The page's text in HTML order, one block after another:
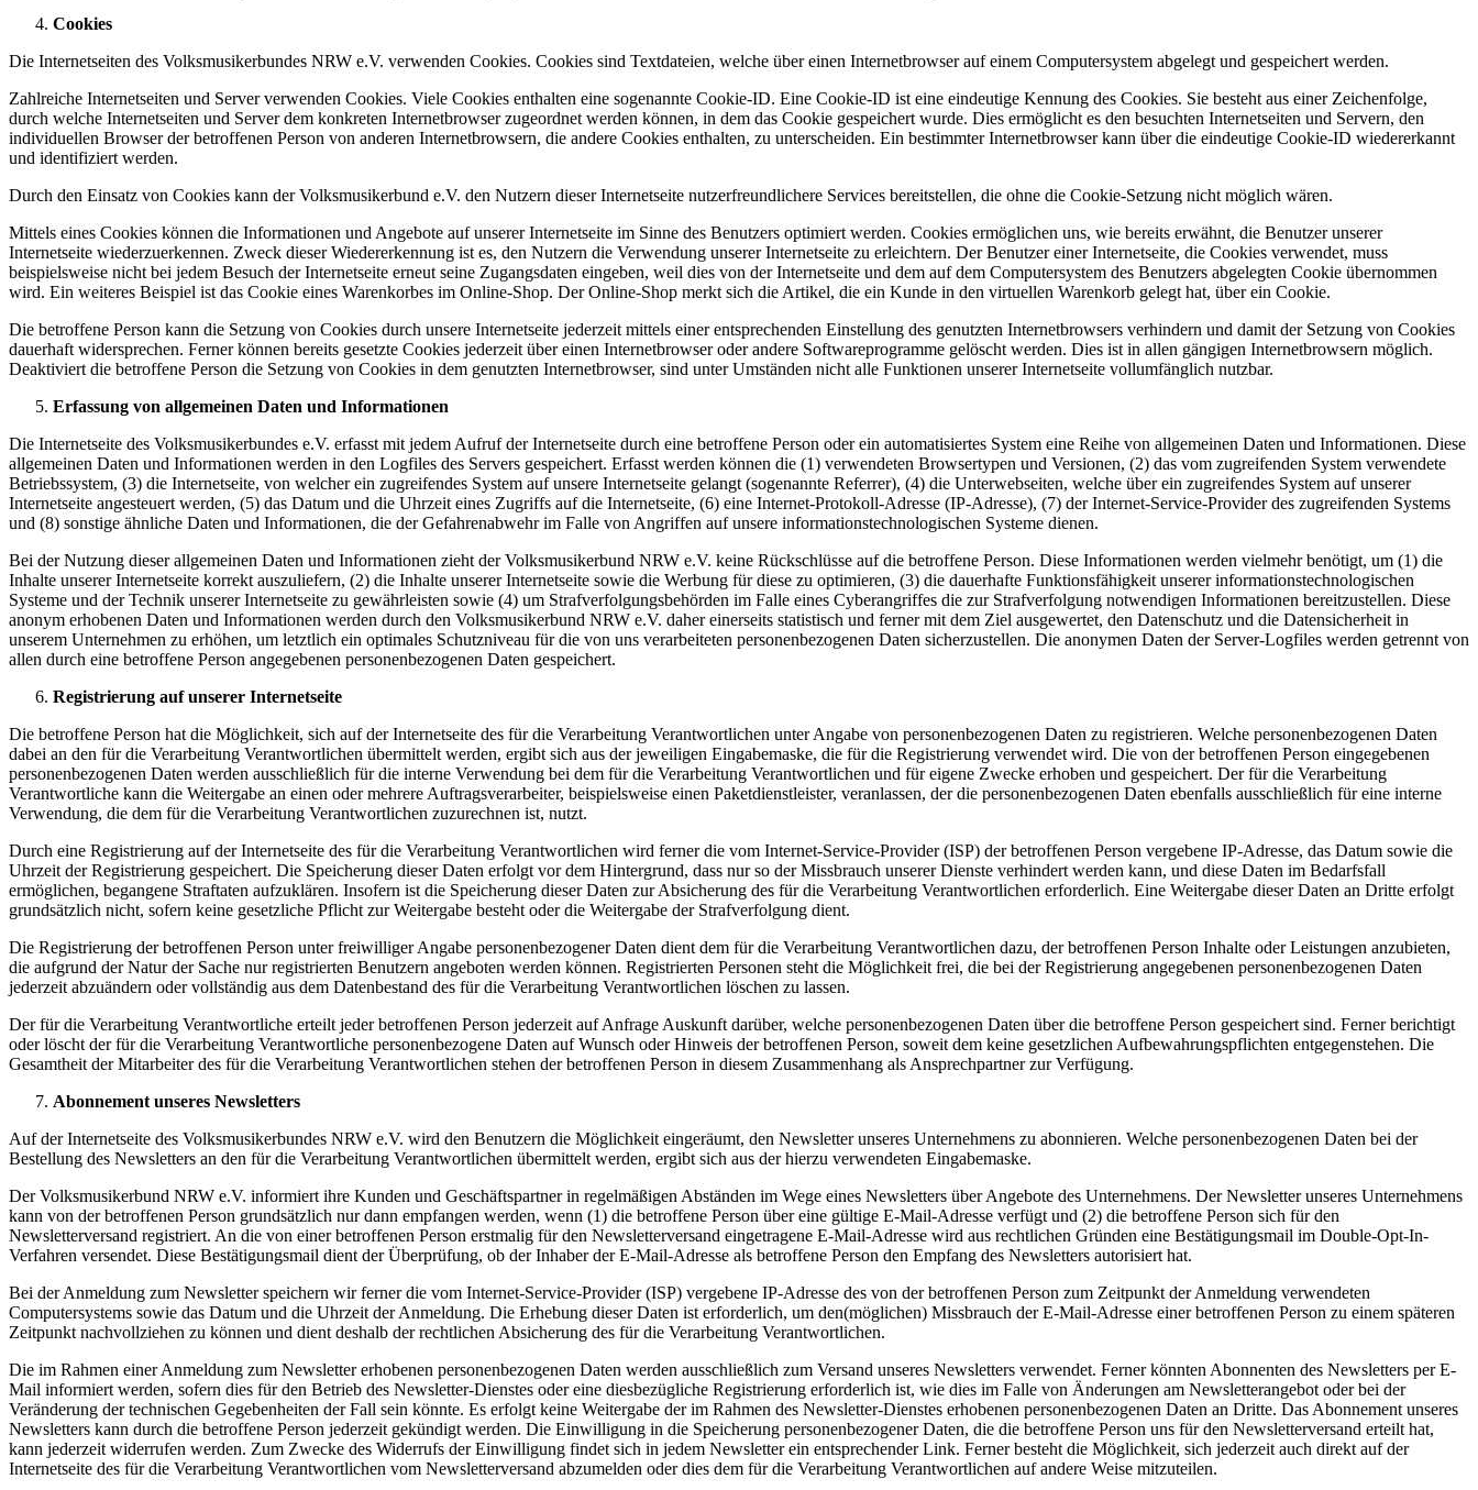
Cookies
Die Internetseiten des Volksmusikerbundes NRW e.V. verwenden Cookies. Cookies sind Textdateien, welche über einen Internetbrowser auf einem Computersystem abgelegt und gespeichert werden.
Zahlreiche Internetseiten und Server verwenden Cookies. Viele Cookies enthalten eine sogenannte Cookie-ID. Eine Cookie-ID ist eine eindeutige Kennung des Cookies. Sie besteht aus einer Zeichenfolge,
durch welche Internetseiten und Server dem konkreten Internetbrowser zugeordnet werden können, in dem das Cookie gespeichert wurde. Dies ermöglicht es den besuchten Internetseiten und Servern, den
individuellen Browser der betroffenen Person von anderen Internetbrowsern, die andere Cookies enthalten, zu unterscheiden. Ein bestimmter Internetbrowser kann über die eindeutige Cookie-ID wiedererkannt
und identifiziert werden.
Durch den Einsatz von Cookies kann der Volksmusikerbund e.V. den Nutzern dieser Internetseite nutzerfreundlichere Services bereitstellen, die ohne die Cookie-Setzung nicht möglich wären.
Mittels eines Cookies können die Informationen und Angebote auf unserer Internetseite im Sinne des Benutzers optimiert werden. Cookies ermöglichen uns, wie bereits erwähnt, die Benutzer unserer
Internetseite wiederzuerkennen. Zweck dieser Wiedererkennung ist es, den Nutzern die Verwendung unserer Internetseite zu erleichtern. Der Benutzer einer Internetseite, die Cookies verwendet, muss
beispielsweise nicht bei jedem Besuch der Internetseite erneut seine Zugangsdaten eingeben, weil dies von der Internetseite und dem auf dem Computersystem des Benutzers abgelegten Cookie übernommen
wird. Ein weiteres Beispiel ist das Cookie eines Warenkorbes im Online-Shop. Der Online-Shop merkt sich die Artikel, die ein Kunde in den virtuellen Warenkorb gelegt hat, über ein Cookie.
Die betroffene Person kann die Setzung von Cookies durch unsere Internetseite jederzeit mittels einer entsprechenden Einstellung des genutzten Internetbrowsers verhindern und damit der Setzung von Cookies
dauerhaft widersprechen. Ferner können bereits gesetzte Cookies jederzeit über einen Internetbrowser oder andere Softwareprogramme gelöscht werden. Dies ist in allen gängigen Internetbrowsern möglich.
Deaktiviert die betroffene Person die Setzung von Cookies in dem genutzten Internetbrowser, sind unter Umständen nicht alle Funktionen unserer Internetseite vollumfänglich nutzbar.
Erfassung von allgemeinen Daten und Informationen
Die Internetseite des Volksmusikerbundes e.V. erfasst mit jedem Aufruf der Internetseite durch eine betroffene Person oder ein automatisiertes System eine Reihe von allgemeinen Daten und Informationen. Diese
allgemeinen Daten und Informationen werden in den Logfiles des Servers gespeichert. Erfasst werden können die (1) verwendeten Browsertypen und Versionen, (2) das vom zugreifenden System verwendete
Betriebssystem, (3) die Internetseite, von welcher ein zugreifendes System auf unsere Internetseite gelangt (sogenannte Referrer), (4) die Unterwebseiten, welche über ein zugreifendes System auf unserer
Internetseite angesteuert werden, (5) das Datum und die Uhrzeit eines Zugriffs auf die Internetseite, (6) eine Internet-Protokoll-Adresse (IP-Adresse), (7) der Internet-Service-Provider des zugreifenden Systems
und (8) sonstige ähnliche Daten und Informationen, die der Gefahrenabwehr im Falle von Angriffen auf unsere informationstechnologischen Systeme dienen.
Bei der Nutzung dieser allgemeinen Daten und Informationen zieht der Volksmusikerbund NRW e.V. keine Rückschlüsse auf die betroffene Person. Diese Informationen werden vielmehr benötigt, um (1) die
Inhalte unserer Internetseite korrekt auszuliefern, (2) die Inhalte unserer Internetseite sowie die Werbung für diese zu optimieren, (3) die dauerhafte Funktionsfähigkeit unserer informationstechnologischen
Systeme und der Technik unserer Internetseite zu gewährleisten sowie (4) um Strafverfolgungsbehörden im Falle eines Cyberangriffes die zur Strafverfolgung notwendigen Informationen bereitzustellen. Diese
anonym erhobenen Daten und Informationen werden durch den Volksmusikerbund NRW e.V. daher einerseits statistisch und ferner mit dem Ziel ausgewertet, den Datenschutz und die Datensicherheit in
unserem Unternehmen zu erhöhen, um letztlich ein optimales Schutzniveau für die von uns verarbeiteten personenbezogenen Daten sicherzustellen. Die anonymen Daten der Server-Logfiles werden getrennt von
allen durch eine betroffene Person angegebenen personenbezogenen Daten gespeichert.
Registrierung auf unserer Internetseite
Die betroffene Person hat die Möglichkeit, sich auf der Internetseite des für die Verarbeitung Verantwortlichen unter Angabe von personenbezogenen Daten zu registrieren. Welche personenbezogenen Daten
dabei an den für die Verarbeitung Verantwortlichen übermittelt werden, ergibt sich aus der jeweiligen Eingabemaske, die für die Registrierung verwendet wird. Die von der betroffenen Person eingegebenen
personenbezogenen Daten werden ausschließlich für die interne Verwendung bei dem für die Verarbeitung Verantwortlichen und für eigene Zwecke erhoben und gespeichert. Der für die Verarbeitung
Verantwortliche kann die Weitergabe an einen oder mehrere Auftragsverarbeiter, beispielsweise einen Paketdienstleister, veranlassen, der die personenbezogenen Daten ebenfalls ausschließlich für eine interne
Verwendung, die dem für die Verarbeitung Verantwortlichen zuzurechnen ist, nutzt.
Durch eine Registrierung auf der Internetseite des für die Verarbeitung Verantwortlichen wird ferner die vom Internet-Service-Provider (ISP) der betroffenen Person vergebene IP-Adresse, das Datum sowie die
Uhrzeit der Registrierung gespeichert. Die Speicherung dieser Daten erfolgt vor dem Hintergrund, dass nur so der Missbrauch unserer Dienste verhindert werden kann, und diese Daten im Bedarfsfall
ermöglichen, begangene Straftaten aufzuklären. Insofern ist die Speicherung dieser Daten zur Absicherung des für die Verarbeitung Verantwortlichen erforderlich. Eine Weitergabe dieser Daten an Dritte erfolgt
grundsätzlich nicht, sofern keine gesetzliche Pflicht zur Weitergabe besteht oder die Weitergabe der Strafverfolgung dient.
Die Registrierung der betroffenen Person unter freiwilliger Angabe personenbezogener Daten dient dem für die Verarbeitung Verantwortlichen dazu, der betroffenen Person Inhalte oder Leistungen anzubieten,
die aufgrund der Natur der Sache nur registrierten Benutzern angeboten werden können. Registrierten Personen steht die Möglichkeit frei, die bei der Registrierung angegebenen personenbezogenen Daten
jederzeit abzuändern oder vollständig aus dem Datenbestand des für die Verarbeitung Verantwortlichen löschen zu lassen.
Der für die Verarbeitung Verantwortliche erteilt jeder betroffenen Person jederzeit auf Anfrage Auskunft darüber, welche personenbezogenen Daten über die betroffene Person gespeichert sind. Ferner berichtigt
oder löscht der für die Verarbeitung Verantwortliche personenbezogene Daten auf Wunsch oder Hinweis der betroffenen Person, soweit dem keine gesetzlichen Aufbewahrungspflichten entgegenstehen. Die
Gesamtheit der Mitarbeiter des für die Verarbeitung Verantwortlichen stehen der betroffenen Person in diesem Zusammenhang als Ansprechpartner zur Verfügung.
Abonnement unseres Newsletters
Auf der Internetseite des Volksmusikerbundes NRW e.V. wird den Benutzern die Möglichkeit eingeräumt, den Newsletter unseres Unternehmens zu abonnieren. Welche personenbezogenen Daten bei der
Bestellung des Newsletters an den für die Verarbeitung Verantwortlichen übermittelt werden, ergibt sich aus der hierzu verwendeten Eingabemaske.
Der Volksmusikerbund NRW e.V. informiert ihre Kunden und Geschäftspartner in regelmäßigen Abständen im Wege eines Newsletters über Angebote des Unternehmens. Der Newsletter unseres Unternehmens
kann von der betroffenen Person grundsätzlich nur dann empfangen werden, wenn (1) die betroffene Person über eine gültige E-Mail-Adresse verfügt und (2) die betroffene Person sich für den
Newsletterversand registriert. An die von einer betroffenen Person erstmalig für den Newsletterversand eingetragene E-Mail-Adresse wird aus rechtlichen Gründen eine Bestätigungsmail im Double-Opt-In-
Verfahren versendet. Diese Bestätigungsmail dient der Überprüfung, ob der Inhaber der E-Mail-Adresse als betroffene Person den Empfang des Newsletters autorisiert hat.
Bei der Anmeldung zum Newsletter speichern wir ferner die vom Internet-Service-Provider (ISP) vergebene IP-Adresse des von der betroffenen Person zum Zeitpunkt der Anmeldung verwendeten
Computersystems sowie das Datum und die Uhrzeit der Anmeldung. Die Erhebung dieser Daten ist erforderlich, um den(möglichen) Missbrauch der E-Mail-Adresse einer betroffenen Person zu einem späteren
Zeitpunkt nachvollziehen zu können und dient deshalb der rechtlichen Absicherung des für die Verarbeitung Verantwortlichen.
Die im Rahmen einer Anmeldung zum Newsletter erhobenen personenbezogenen Daten werden ausschließlich zum Versand unseres Newsletters verwendet. Ferner könnten Abonnenten des Newsletters per E-
Mail informiert werden, sofern dies für den Betrieb des Newsletter-Dienstes oder eine diesbezügliche Registrierung erforderlich ist, wie dies im Falle von Änderungen am Newsletterangebot oder bei der
Veränderung der technischen Gegebenheiten der Fall sein könnte. Es erfolgt keine Weitergabe der im Rahmen des Newsletter-Dienstes erhobenen personenbezogenen Daten an Dritte. Das Abonnement unseres
Newsletters kann durch die betroffene Person jederzeit gekündigt werden. Die Einwilligung in die Speicherung personenbezogener Daten, die die betroffene Person uns für den Newsletterversand erteilt hat,
kann jederzeit widerrufen werden. Zum Zwecke des Widerrufs der Einwilligung findet sich in jedem Newsletter ein entsprechender Link. Ferner besteht die Möglichkeit, sich jederzeit auch direkt auf der
Internetseite des für die Verarbeitung Verantwortlichen vom Newsletterversand abzumelden oder dies dem für die Verarbeitung Verantwortlichen auf andere Weise mitzuteilen.